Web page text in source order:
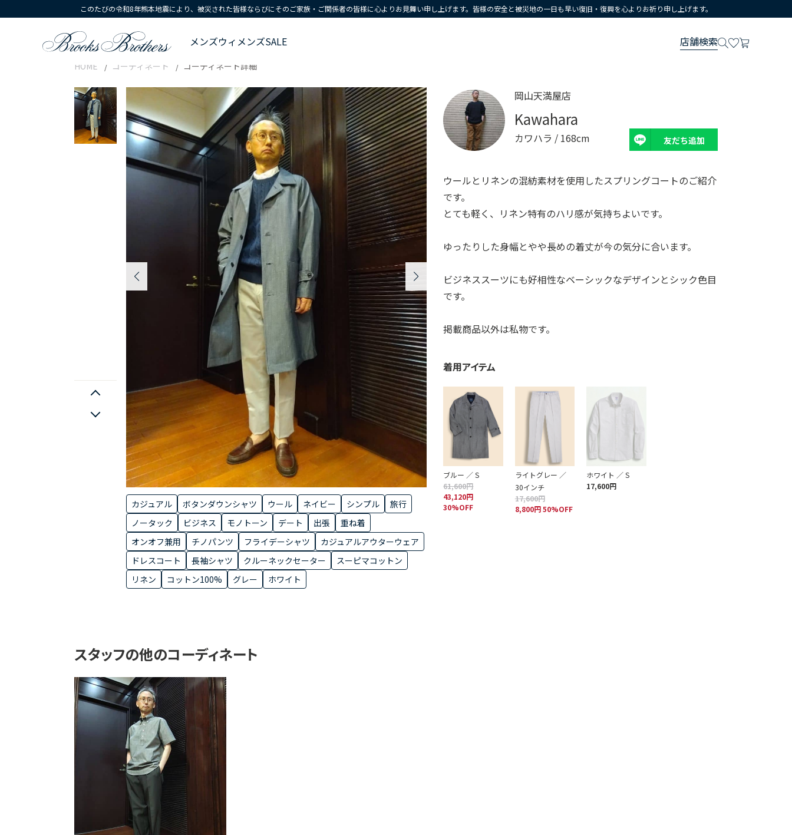
このたびの令和8年熊本地震により、被災された皆様ならびにそのご家族・ご関係者の皆様に心よりお見舞い申し上げます。皆様の安全と被災地の一日も早い復旧・復興を心よりお祈り申し上げます。
メンズウィメンズSALE 店舗検索
HOME コーディネート コーディネート詳細
カジュアル ボタンダウンシャツ ウール ネイビー シンプル
旅行
ノータック
ビジネス モノトーン デート 出張
重ね着
オンオフ兼用
チノパンツ フライデーシャツ
カジュアルアウターウェア
ドレスコート
長袖シャツ クルーネックセーター
スーピマコットン
リネン
コットン100% グレー ホワイト
岡山天満屋店
Kawahara
カワハラ / 168cm 友だち追加
ウールとリネンの混紡素材を使用したスプリングコートのご紹介
です。
とても軽く、リネン特有のハリ感が気持ちよいです。
ゆったりした身幅とやや長めの着丈が今の気分に合います。
ビジネススーツにも好相性なベーシックなデザインとシック色目
です。
掲載商品以外は私物です。
着用アイテム
ブルー ／ S
61,600円
43,120円
30%OFF
ライトグレー ／
30インチ
17,600円
8,800円 50%OFF
ホワイト ／ S
17,600円
スタッフの他のコーディネート